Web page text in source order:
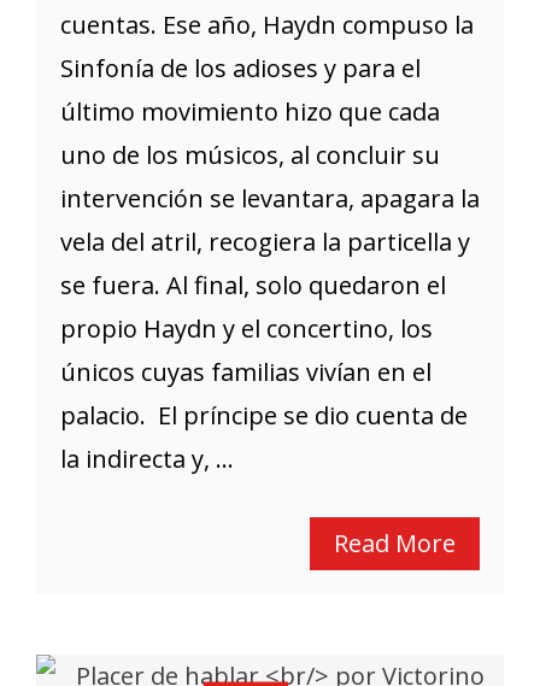
cuentas. Ese año, Haydn compuso la
Sinfonía de los adioses y para el
último movimiento hizo que cada
uno de los músicos, al concluir su
intervención se levantara, apagara la
vela del atril, recogiera la particella y
se fuera. Al final, solo quedaron el
propio Haydn y el concertino, los
únicos cuyas familias vivían en el
palacio. El príncipe se dio cuenta de
la indirecta y, ...
Read More